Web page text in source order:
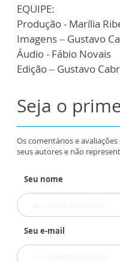
EQUIPE:
Produção - Marília
Imagens – Gustavo
Áudio - Fábio Novais
Edição – Gustavo
Seja o
Os comentários e
seus autores e não
Seu nome
Seu e-mail